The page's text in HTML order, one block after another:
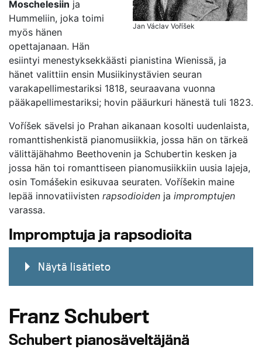
Jan Václav Voříšek
Moschelesiin ja
Hummeliin, joka toimi
myös hänen
opettajanaan. Hän
esiintyi menestyksekkäästi pianistina Wienissä, ja
hänet valittiin ensin Musiikinystävien seuran
varakapellimestariksi 1818, seuraavana vuonna
pääkapellimestariksi; hovin pääurkuri hänestä tuli 1823.
Voříšek sävelsi jo Prahan aikanaan kosolti uudenlaista,
romanttishenkistä pianomusiikkia, jossa hän on tärkeä
välittäjähahmo Beethovenin ja Schubertin kesken ja
jossa hän toi romanttiseen pianomusiikkiin uusia lajeja,
osin Tomášekin esikuvaa seuraten. Voříšekin maine
lepää innovatiivisten rapsodioiden ja impromptujen
varassa.
Impromptuja ja rapsodioita
Näytä lisätieto
Franz Schubert
Schubert pianosäveltäjänä